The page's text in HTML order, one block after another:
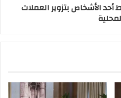
أحد الأشخاص بتزوير العملات